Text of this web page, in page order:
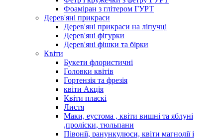
Фоаміран з глітером ГУРТ
Дерев'яні прикраси
Дерев'яні прикраси на ліпучці
Дерев'яні фігурки
Дерев'яні фішки та бірки
Квіти
Букети флористичні
Головки квітів
Гортензія та фрезія
квіти Акція
Квіти пласкі
Листя
Маки, еустома , квіти вишні та яблуні
,проліски, тюльпани
Півонії, ранункулюси, квіти магнолії і